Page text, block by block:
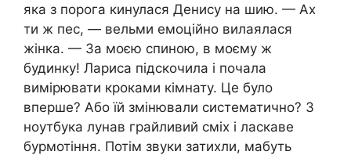
яка з порога кинулася Денису на шию. — Ах
ти ж пес, — вельми емоційно вилаялася
жінка. — За моєю спиною, в моєму ж
будинку! Лариса підскочила і почала
вимірювати кроками кімнату. Це було
вперше? Або їй змінювали систематично? З
ноутбука лунав грайливий сміх і ласкаве
бурмотіння. Потім звуки затихли, мабуть